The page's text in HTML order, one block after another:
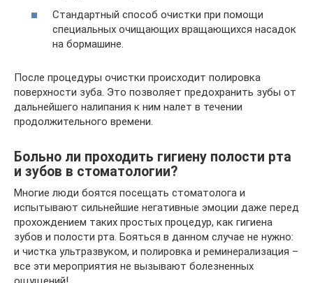
Стандартный способ очистки при помощи
специальных очищающих вращающихся насадок
на бормашине.
После процедуры очистки происходит полировка
поверхности зуба. Это позволяет предохранить зубы от
дальнейшего налипания к ним налет в течении
продолжительного времени.
Больно ли проходить гигиену полости рта
и зубов в стоматологии?
Многие люди боятся посещать стоматолога и
испытывают сильнейшие негативные эмоции даже перед
прохождением таких простых процедур, как гигиена
зубов и полости рта. Бояться в данном случае не нужно:
и чистка ультразвуком, и полировка и реминерализация –
все эти мероприятия не вызывают болезненных